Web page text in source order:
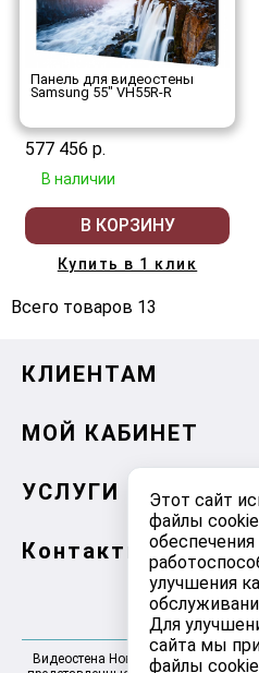
Этот сайт
файлы
обеспечения
улучшения
Для
сайта мы
файлы
Панель для видеостены
Samsung 55" VH55R-R
577 456 р.
В наличии
В КОРЗИНУ
Купить в 1 клик
Всего товаров 13
КЛИЕНТАМ
МОЙ КАБИНЕТ
УСЛУГИ
Контакты
Видеостена Новосибирск 2025-